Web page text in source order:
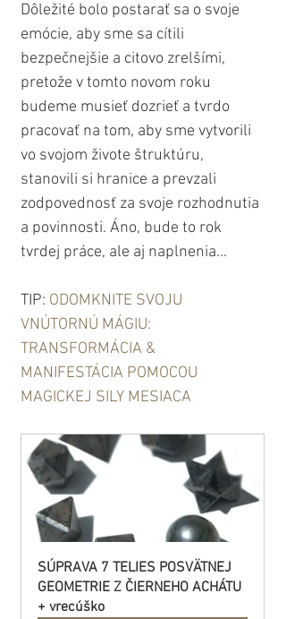
Dôležité bolo postarať sa o svoje
emócie, aby sme sa cítili
bezpečnejšie a citovo zrelšími,
pretože v tomto novom roku
budeme musieť dozrieť a tvrdo
pracovať na tom, aby sme vytvorili
vo svojom živote štruktúru,
stanovili si hranice a prevzali
zodpovednosť za svoje rozhodnutia
a povinnosti. Áno, bude to rok
tvrdej práce, ale aj naplnenia...
TIP: ODOMKNITE SVOJU
VNÚTORNÚ MÁGIU:
TRANSFORMÁCIA &
MANIFESTÁCIA POMOCOU
MAGICKEJ SILY MESIACA
SÚPRAVA 7 TELIES POSVÄTNEJ
GEOMETRIE Z ČIERNEHO ACHÁTU
+ vrecúško